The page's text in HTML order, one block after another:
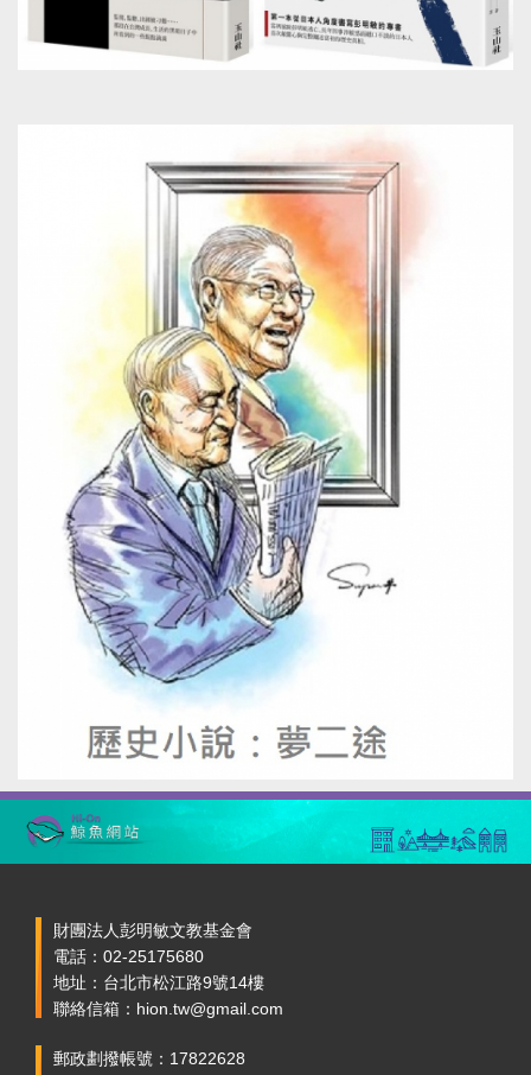
財團法人彭明敏文教基金會
電話：02-25175680
地址：台北市松江路9號14樓
聯絡信箱：hion.tw@gmail.com
郵政劃撥帳號：17822628